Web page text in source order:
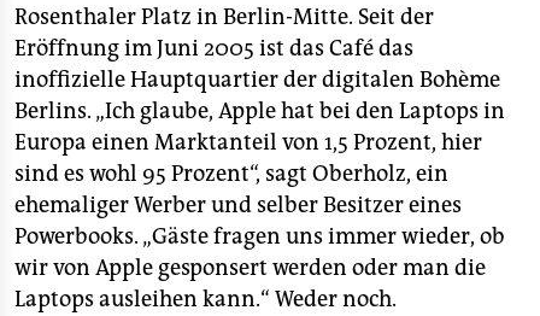
Rosenthaler Platz in Berlin-Mitte. Seit der
Eröffnung im Juni 2005 ist das Café das
inoffizielle Hauptquartier der digitalen Bohème
Berlins. „Ich glaube, Apple hat bei den Laptops in
Europa einen Marktanteil von 1,5 Prozent, hier
sind es wohl 95 Prozent“, sagt Oberholz, ein
ehemaliger Werber und selber Besitzer eines
Powerbooks. „Gäste fragen uns immer wieder, ob
wir von Apple gesponsert werden oder man die
Laptops ausleihen kann.“ Weder noch.